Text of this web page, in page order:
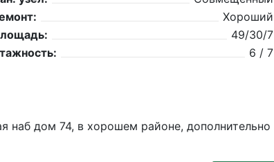
Хороший
49/30/7
6 / 7
наб дом 74, в хорошем районе, дополнительно